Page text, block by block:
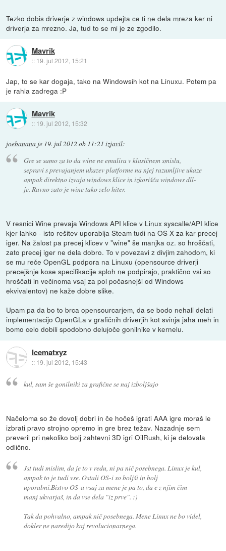
Tezko dobis driverje z windows updejta ce ti ne dela mreza ker ni
driverja za mrezno. Ja, tud to se mi je ze zgodilo.
Mavrik
:: 19. jul 2012, 15:21
Jap, to se kar dogaja, tako na Windowsih kot na Linuxu. Potem pa
je rahla zadrega :P
Mavrik
:: 19. jul 2012, 15:32
joebanana je 19. jul 2012 ob 11:21 izjavil:
Gre se samo za to da wine ne emulira v klasičnem smislu,
sepravi s prevajanjem ukazev platforme na njej razumljive ukaze
ampak direktno izvaja windows klice in izkorišča windows dll-
je. Ravno zato je wine tako zelo hiter.
V resnici Wine prevaja Windows API klice v Linux syscalle/API klice
kjer lahko - isto rešitev uporablja Steam tudi na OS X za kar precej
iger. Na žalost pa precej klicev v "wine" še manjka oz. so hroščati,
zato precej iger ne dela dobro. To v povezavi z divjim zahodom, ki
se mu reče OpenGL podpora na Linuxu (opensource driverji
precejšnje kose specifikacije sploh ne podpirajo, praktično vsi so
hroščati in večinoma vsaj za pol počasnejši od Windows
ekvivalentov) ne kaže dobre slike.
Upam pa da bo to brca opensourcarjem, da se bodo nehali delati
implementacijo OpenGLa v grafičnih driverjih kot svinja jaha meh in
bomo celo dobili spodobno delujoče gonilnike v kernelu.
Icematxyz
:: 19. jul 2012, 15:43
kul, sam še gonilniki za grafične se naj izboljšajo
Načeloma so že dovolj dobri in če hočeš igrati AAA igre moraš le
izbrati pravo strojno opremo in gre brez težav. Nazadnje sem
preveril pri nekoliko bolj zahtevni 3D igri OilRush, ki je delovala
odlično.
Jst tudi mislim, da je to v redu, ni pa nič posebnega. Linux je kul,
ampak to je tudi vse. Ostali OS-i so boljši in bolj
uporabni.Bistvo OS-a vsaj za mene je pa to, da e z njim čim
manj ukvarjaš, in da vse dela "iz prve". :)
Tak da pohvalno, ampak nič posebnega. Mene Linux ne bo videl,
dokler ne naredijo kaj revolucionarnega.